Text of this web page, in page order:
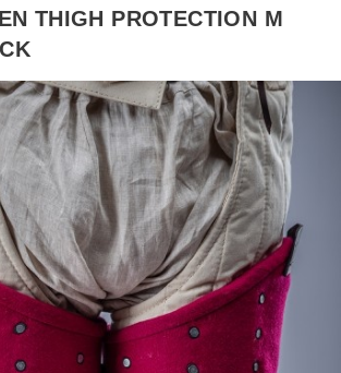
THIGH PROTECTION M